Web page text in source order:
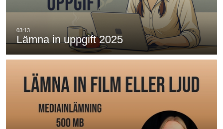
Lämna in uppgift 2025